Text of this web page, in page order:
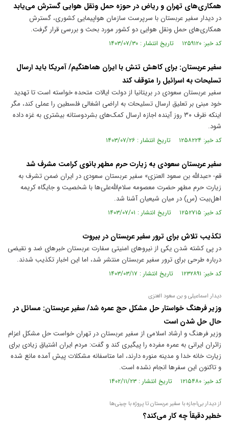
همکاری‌های تهران و ریاض در حوزه حمل ونقل هوایی گسترش می‌یابد
در دیدار سفیر عربستان با سرپرست سازمان هواپیمایی کشوری، گسترش
همکاری‌های حمل ونقل هوایی دو کشور مورد بحث و بررسی قرار گرفت.
کد خبر: ۱۲۵۹۱۲۰ تاریخ انتشار : ۱۴۰۳/۰۷/۳۰
سفیر عربستان: برای کاهش تنش با ایران هماهنگیم/ آمریکا باید ارسال
تسلیحات به اسرائیل را متوقف کند
سفیر عربستان سعودی در بریتانیا از دولت ایالات متحده خواسته است تا تهدید
خود مبنی بر تعلیق ارسال تسلیحات به اراضی اشغالی فلسطین را عملی کند، مگر
اینکه ظرف ۳۰ روز آینده اجازه ارسال کمک‌های بشردوستانه بیشتری به غزه داده
شود.
کد خبر: ۱۲۵۸۲۲۴ تاریخ انتشار : ۱۴۰۳/۰۷/۲۶
سفیر عربستان سعودی به زیارت حرم مطهر بانوی کرامت مشرف شد
قم- «عبدالله بن سعود العنزی» سفیر عربستان سعودی در ایران ضمن تشرف به
زیارت حرم مطهر حضرت معصومه سلام‌الله‌علی‌ها با شخصیت و جایگاه کریمه
اهل‌بیت (س) در میان شیعیان آشنا شد.
کد خبر: ۱۲۵۲۷۱۵ تاریخ انتشار : ۱۴۰۳/۰۷/۰۱
تکذیب تلاش برای ترور سفیر عربستان در بیروت
در پی کشته شدن یکی از نیرو‌های امنیتی سفارت عربستان خبر‌های ضد و نقیضی
درباره طرحی برای ترور سفیر عربستان منتشر شد، اما این اخبار تکذیب شدند.
کد خبر: ۱۲۳۲۸۹۱ تاریخ انتشار : ۱۴۰۳/۰۳/۱۷
دیدار اسماعیلی و بن سعود العنزی
وزیر فرهنگ خواستار حل مشکل حج عمره شد/ سفیر عربستان: مسائل در
حال حل شدن است
وزیر فرهنگ و ارشاد اسلامی از سفیر عربستان در تهران خواست حل مشکل اعزام
زائران ایرانی به عمره مفرده را پیگیری کند و گفت: مردم ایران اشتیاق زیادی برای
زیارت خانه خدا و مدینه منوره دارند، اما متاسفانه مشکلات پیش آمده مانع شده
و تاکنون این سفرها انجام نشده است.
کد خبر: ۱۲۱۵۴۸۰ تاریخ انتشار : ۱۴۰۲/۱۱/۲۳
از دیدار بی‌اجازه با سفیر عربستان تا پروژه با چینی‌ها
خطیر دقیقاً چه کار می‌کند؟